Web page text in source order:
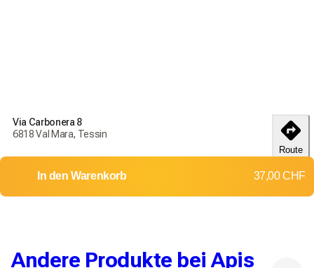
Bestellen Sie noch heute, um Ihre Produkte bis zum
18-25
débembrezu erhalten
Via Carbonera 8
6818 Val Mara, Tessin
Route
In den Warenkorb 37,00 CHF
Andere Produkte bei Apis